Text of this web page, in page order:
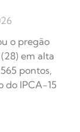
o pregão
em alta
pontos,
do IPCA-15